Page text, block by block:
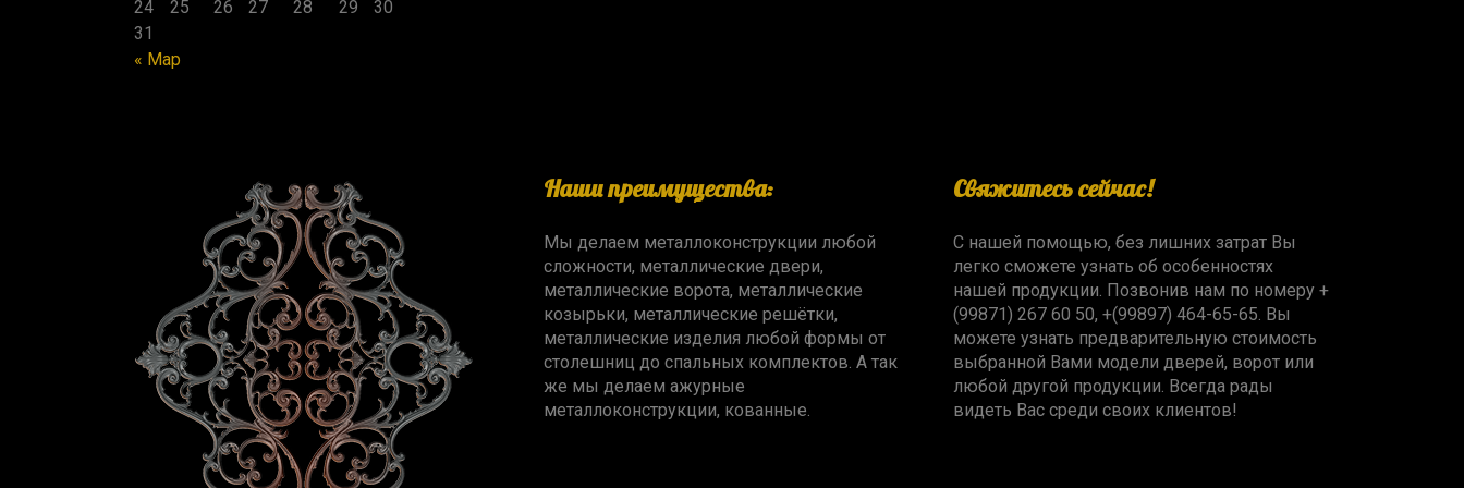
« Мар
24
25 26 27 28 29
30
31
Наши преимущества:
Мы делаем металлоконструкции любой
сложности, металлические двери,
металлические ворота, металлические
козырьки, металлические решётки,
металлические изделия любой формы от
столешниц до спальных комплектов. А так
же мы делаем ажурные
металлоконструкции, кованные.
Свяжитесь сейчас!
С нашей помощью, без лишних затрат Вы
легко сможете узнать об особенностях
нашей продукции. Позвонив нам по номеру +
(99871) 267 60 50, +(99897) 464-65-65. Вы
можете узнать предварительную стоимость
выбранной Вами модели дверей, ворот или
любой другой продукции. Всегда рады
видеть Вас среди своих клиентов!